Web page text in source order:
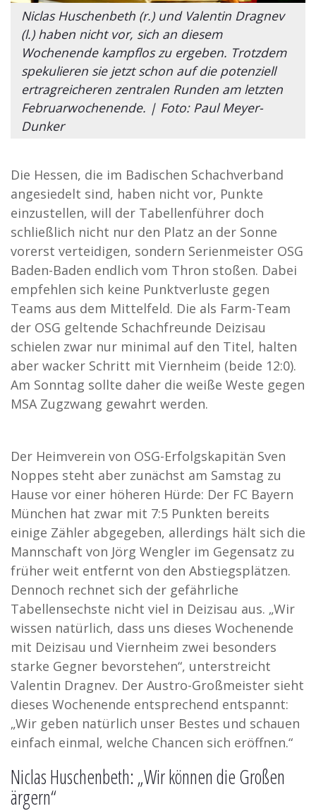
Niclas Huschenbeth (r.) und Valentin Dragnev
(l.) haben nicht vor, sich an diesem
Wochenende kampflos zu ergeben. Trotzdem
spekulieren sie jetzt schon auf die potenziell
ertragreicheren zentralen Runden am letzten
Februarwochenende. | Foto: Paul Meyer-
Dunker
Die Hessen, die im Badischen Schachverband
angesiedelt sind, haben nicht vor, Punkte
einzustellen, will der Tabellenführer doch
schließlich nicht nur den Platz an der Sonne
vorerst verteidigen, sondern Serienmeister OSG
Baden-Baden endlich vom Thron stoßen. Dabei
empfehlen sich keine Punktverluste gegen
Teams aus dem Mittelfeld. Die als Farm-Team
der OSG geltende Schachfreunde Deizisau
schielen zwar nur minimal auf den Titel, halten
aber wacker Schritt mit Viernheim (beide 12:0).
Am Sonntag sollte daher die weiße Weste gegen
MSA Zugzwang gewahrt werden.
Der Heimverein von OSG-Erfolgskapitän Sven
Noppes steht aber zunächst am Samstag zu
Hause vor einer höheren Hürde: Der FC Bayern
München hat zwar mit 7:5 Punkten bereits
einige Zähler abgegeben, allerdings hält sich die
Mannschaft von Jörg Wengler im Gegensatz zu
früher weit entfernt von den Abstiegsplätzen.
Dennoch rechnet sich der gefährliche
Tabellensechste nicht viel in Deizisau aus. „Wir
wissen natürlich, dass uns dieses Wochenende
mit Deizisau und Viernheim zwei besonders
starke Gegner bevorstehen“, unterstreicht
Valentin Dragnev. Der Austro-Großmeister sieht
dieses Wochenende entsprechend entspannt:
„Wir geben natürlich unser Bestes und schauen
einfach einmal, welche Chancen sich eröffnen.“
Niclas Huschenbeth: „Wir können die Großen
ärgern“